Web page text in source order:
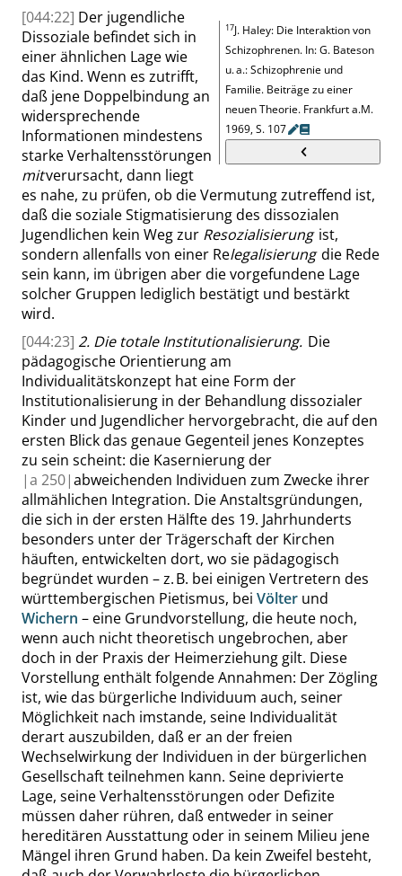
17J. Haley: Die Interaktion von
Schizophrenen. In:G. Bateson
u. a.:Schizophrenie und
Familie. Beiträge zu einer
neuen Theorie. Frankfurta.M.
1969,S. 107
[044:22] Der jugendliche
Dissoziale befindet sich in
einer ähnlichen Lage wie
das Kind. Wenn es zutrifft,
daß jene Doppelbindung an
widersprechende
Informationen mindestens
starke Verhaltensstörungen
mitverursacht, dann liegt
es nahe, zu prüfen, ob die Vermutungzutreffend ist,
daß die soziale Stigmatisierung des dissozialen
Jugendlichen kein Weg zur Resozialisierungist,
sondern allenfalls von einer Relegalisierungdie Rede
sein kann, im übrigen aber die vorgefundene Lage
solcher Gruppen lediglich bestätigt und bestärkt
wird.
[044:23] 2. Die totale Institutionalisierung. Die
pädagogische Orientierung am
Individualitätskonzept hat eine Form der
Institutionalisierung in der Behandlung dissozialer
Kinder und Jugendlicher hervorgebracht, die auf den
ersten Blick das genaue Gegenteil jenes Konzeptes
zu sein scheint: die Kasernierung der
|a 250|abweichenden Individuen zum Zwecke ihrer
allmählichen Integration. Die Anstaltsgründungen,
die sich in der ersten Hälfte des 19. Jahrhunderts
besonders unter der Trägerschaft der Kirchen
häuften, entwickelten dort, wo sie pädagogisch
begründet wurden – z. B. bei einigen Vertretern des
württembergischen Pietismus, bei Völter und
Wichern – eine Grundvorstellung, die heute noch,
wenn auch nicht theoretisch ungebrochen, aber
doch in der Praxis der Heimerziehung gilt. Diese
Vorstellung enthält folgende Annahmen: Der Zögling
ist, wie das bürgerliche Individuum auch, seiner
Möglichkeit nach imstande, seine Individualität
derart auszubilden, daß er an der freien
Wechselwirkung der Individuen in der bürgerlichen
Gesellschaft teilnehmen kann. Seine deprivierte
Lage, seine Verhaltensstörungen oder Defizite
müssen daher rühren, daß entweder in seiner
hereditären Ausstattung oder in seinem Milieu jene
Mängel ihren Grund haben. Da kein Zweifel besteht,